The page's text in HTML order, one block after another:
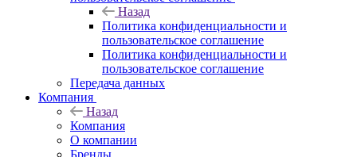
Назад
Политика конфиденциальности и
пользовательское соглашение
Политика конфиденциальности и
пользовательское соглашение
Передача данных
Компания
Назад
Компания
О компании
Бренды